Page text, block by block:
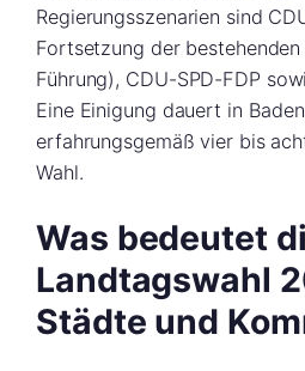
Regierungsszenarien sind
Fortsetzung der
Führung), CDU-SPD-FDP
Eine Einigung dauert in
erfahrungsgemäß vier bis
Wahl.
Was bedeutet
Landtagswahl
Städte und